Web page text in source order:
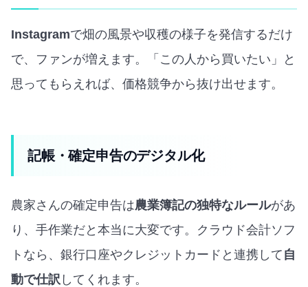
Instagramで畑の風景や収穫の様子を発信するだけ
で、ファンが増えます。「この人から買いたい」と
思ってもらえれば、価格競争から抜け出せます。
記帳・確定申告のデジタル化
農家さんの確定申告は農業簿記の独特なルールがあ
り、手作業だと本当に大変です。クラウド会計ソフ
トなら、銀行口座やクレジットカードと連携して 自
動で仕訳 してくれます。